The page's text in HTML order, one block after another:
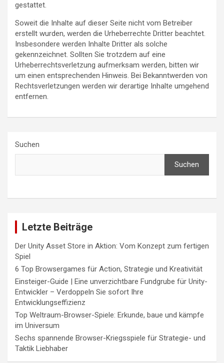
gestattet.
Soweit die Inhalte auf dieser Seite nicht vom Betreiber
erstellt wurden, werden die Urheberrechte Dritter beachtet.
Insbesondere werden Inhalte Dritter als solche
gekennzeichnet. Sollten Sie trotzdem auf eine
Urheberrechtsverletzung aufmerksam werden, bitten wir
um einen entsprechenden Hinweis. Bei Bekanntwerden von
Rechtsverletzungen werden wir derartige Inhalte umgehend
entfernen.
Suchen
Suchen
Letzte Beiträge
Der Unity Asset Store in Aktion: Vom Konzept zum fertigen
Spiel
6 Top Browsergames für Action, Strategie und Kreativität
Einsteiger-Guide | Eine unverzichtbare Fundgrube für Unity-
Entwickler – Verdoppeln Sie sofort Ihre
Entwicklungseffizienz
Top Weltraum-Browser-Spiele: Erkunde, baue und kämpfe
im Universum
Sechs spannende Browser-Kriegsspiele für Strategie- und
Taktik Liebhaber